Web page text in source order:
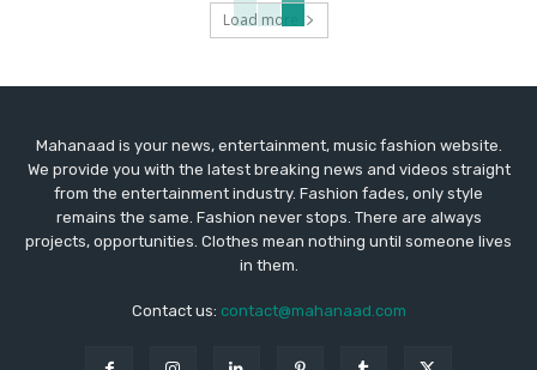
Load more
Mahanaad is your news, entertainment, music fashion website.
We provide you with the latest breaking news and videos straight
from the entertainment industry. Fashion fades, only style
remains the same. Fashion never stops. There are always
projects, opportunities. Clothes mean nothing until someone lives
in them.
Contact us: contact@mahanaad.com